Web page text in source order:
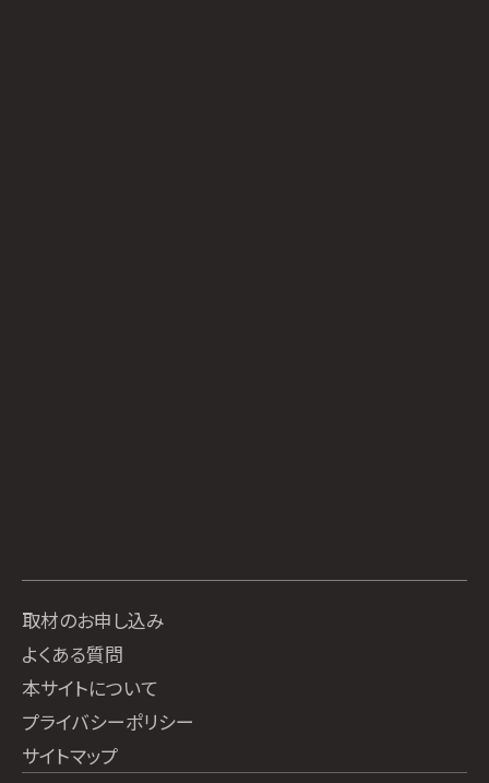
取材のお申し込み
よくある質問
本サイトについて
プライバシーポリシー
サイトマップ